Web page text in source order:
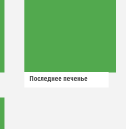
Последнее печенье